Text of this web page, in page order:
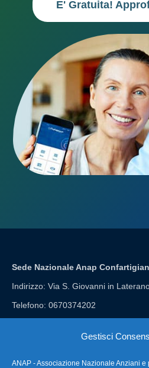
Gestisci
ANAP - Associazione Nazionale Anziani e
E' Gratuita!
Sede Nazionale Anap
Indirizzo: Via S. Giovanni in
Telefono: 0670374202